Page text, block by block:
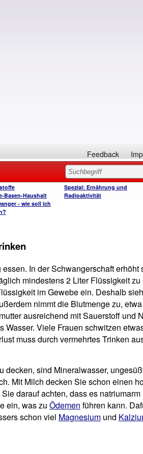
Feedback
Basen-Haushalt
- wie soll ich
Spezial: Ernährung und
Radioaktivität
In der Schwangerschaft erhöht
mindestens 2 Liter Flüssigkeit
im Gewebe ein. Deshalb
nimmt die Blutmenge zu,
ausreichend mit Sauerstoff und
Viele Frauen schwitzen
muss durch vermehrtes Trinken
sind Mineralwasser,
Mit Milch decken Sie schon einen
darauf achten, dass es
ein, was zu Ödemen führen kann.
schon viel Magnesium und